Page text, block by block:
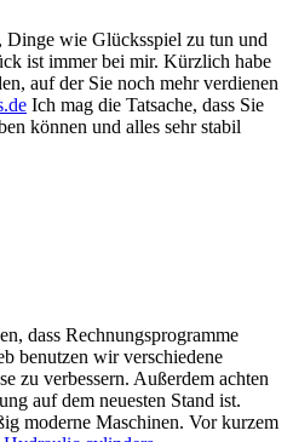
Dinge wie Glücksspiel zu tun und
ist immer bei mir. Kürzlich habe
auf der Sie noch mehr verdienen
Ich mag die Tatsache, dass Sie
können und alles sehr stabil
dass Rechnungsprogramme
benutzen wir verschiedene
zu verbessern. Außerdem achten
auf dem neuesten Stand ist.
moderne Maschinen. Vor kurzem